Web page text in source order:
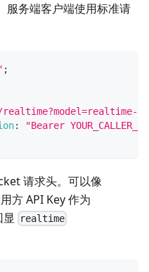
服务端客户端使用标准请
;
:
"Bearer
请求头。可以像
方 API Key 作为
realtime